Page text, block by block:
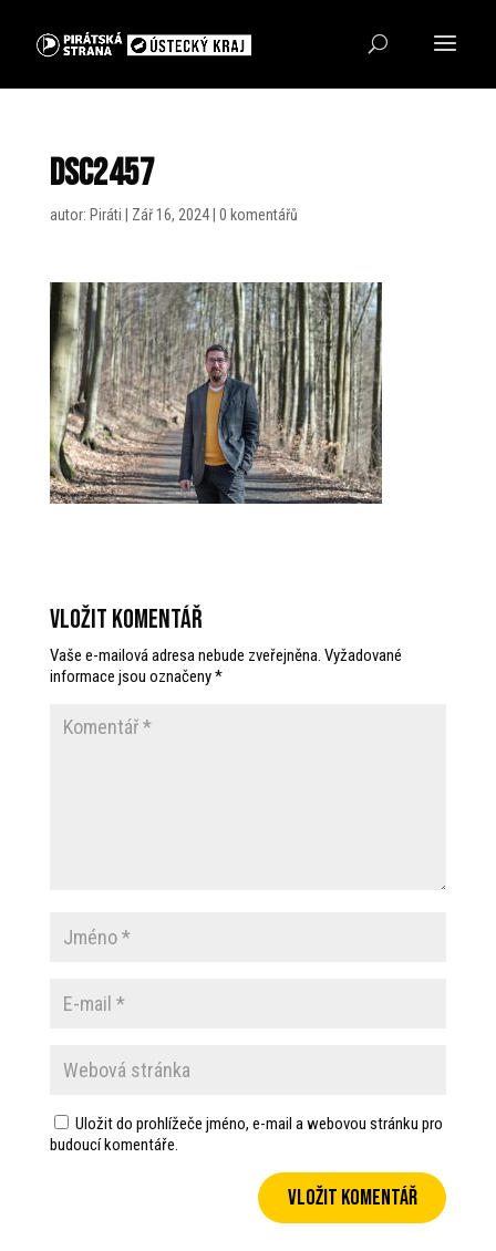
DSC2457
autor: Piráti Zář 16, 2024| 0 komentářů
Vložit komentář
Vaše e-mailová adresa nebude zveřejněna. Vyžadované
informace jsou označeny*
Uložit do prohlížeče jméno, e-mail a webovou stránku pro
budoucí komentáře.